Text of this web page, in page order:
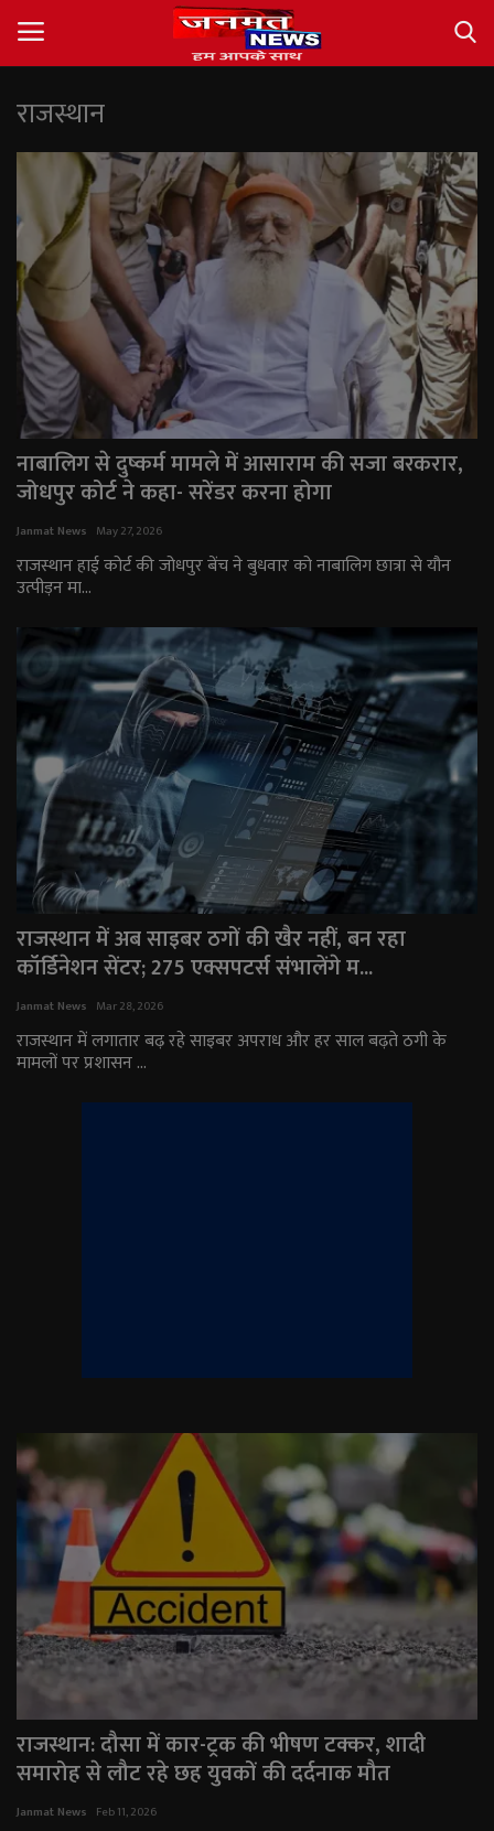
Login
Contact
देश
अंतर्राष्ट्रीय
राज्य
खेल
राजनीति
मनोरंजन
अपराध
ज्योतिष
वीडियो
व्यापार
टेक्नोलॉजी
ई-पेपर
Language
राजस्थान
नाबालिग से दुष्कर्म मामले में आसाराम की सजा बरकरार,
जोधपुर कोर्ट ने कहा- सरेंडर करना होगा
Janmat News May 27, 2026
राजस्थान हाई कोर्ट की जोधपुर बेंच ने बुधवार को नाबालिग छात्रा से यौन
उत्पीड़न मा...
राजस्थान में अब साइबर ठगों की खैर नहीं, बन रहा
कॉर्डिनेशन सेंटर; 275 एक्सपटर्स संभालेंगे म...
Janmat News Mar 28, 2026
राजस्थान में लगातार बढ़ रहे साइबर अपराध और हर साल बढ़ते ठगी के
मामलों पर प्रशासन ...
राजस्थान: दौसा में कार-ट्रक की भीषण टक्कर, शादी
समारोह से लौट रहे छह युवकों की दर्दनाक मौत
Janmat News Feb 11, 2026